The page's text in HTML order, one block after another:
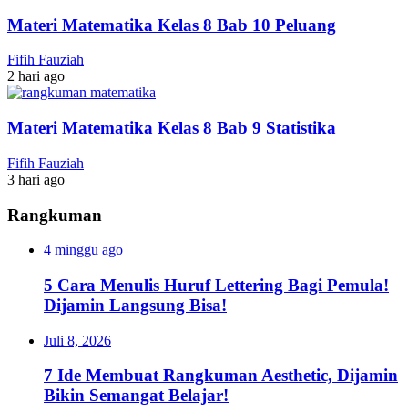
Materi Matematika Kelas 8 Bab 10 Peluang
Fifih Fauziah
2 hari ago
Materi Matematika Kelas 8 Bab 9 Statistika
Fifih Fauziah
3 hari ago
Rangkuman
4 minggu ago
5 Cara Menulis Huruf Lettering Bagi Pemula!
Dijamin Langsung Bisa!
Juli 8, 2026
7 Ide Membuat Rangkuman Aesthetic, Dijamin
Bikin Semangat Belajar!